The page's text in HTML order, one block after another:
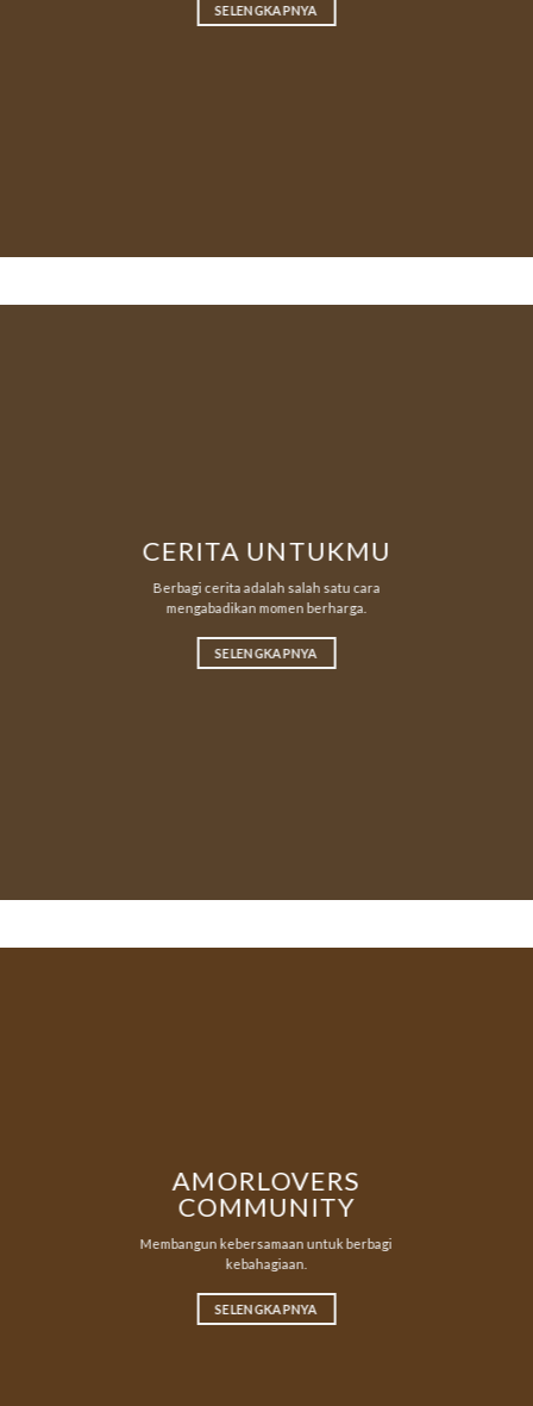
SELENGKAPNYA
CERITA UNTUKMU
Berbagi cerita adalah salah satu cara
mengabadikan momen berharga.
SELENGKAPNYA
AMORLOVERS
COMMUNITY
Membangun kebersamaan untuk berbagi
kebahagiaan.
SELENGKAPNYA